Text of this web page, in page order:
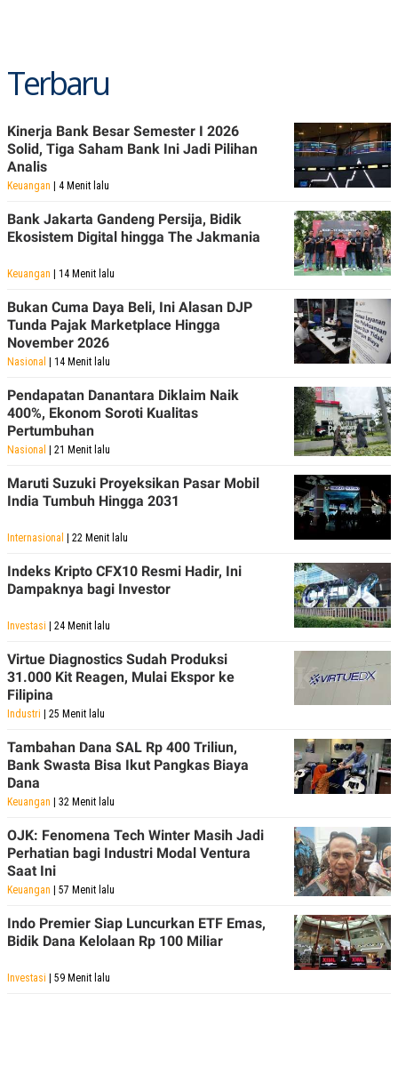
SITEMAPPROFILE TERM
OF
USE
PEDOMAN
PEMBERITAAN
PRIVACY
POLICY
Terbaru
Kinerja Bank Besar Semester I 2026
Solid, Tiga Saham Bank Ini Jadi Pilihan
Analis
Keuangan | 4 Menit lalu
Bank Jakarta Gandeng Persija, Bidik
Ekosistem Digital hingga The Jakmania
Keuangan | 14 Menit lalu
Bukan Cuma Daya Beli, Ini Alasan DJP
Tunda Pajak Marketplace Hingga
November 2026
Nasional | 14 Menit lalu
Pendapatan Danantara Diklaim Naik
400%, Ekonom Soroti Kualitas
Pertumbuhan
Nasional | 21 Menit lalu
Maruti Suzuki Proyeksikan Pasar Mobil
India Tumbuh Hingga 2031
Internasional | 22 Menit lalu
Indeks Kripto CFX10 Resmi Hadir, Ini
Dampaknya bagi Investor
Investasi | 24 Menit lalu
Virtue Diagnostics Sudah Produksi
31.000 Kit Reagen, Mulai Ekspor ke
Filipina
Industri | 25 Menit lalu
Tambahan Dana SAL Rp 400 Triliun,
Bank Swasta Bisa Ikut Pangkas Biaya
Dana
Keuangan | 32 Menit lalu
OJK: Fenomena Tech Winter Masih Jadi
Perhatian bagi Industri Modal Ventura
Saat Ini
Keuangan | 57 Menit lalu
Indo Premier Siap Luncurkan ETF Emas,
Bidik Dana Kelolaan Rp 100 Miliar
Investasi | 59 Menit lalu